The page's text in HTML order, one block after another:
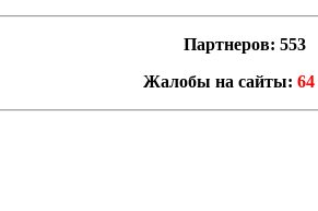
Партнеров: 553
Жалобы на сайты: 64